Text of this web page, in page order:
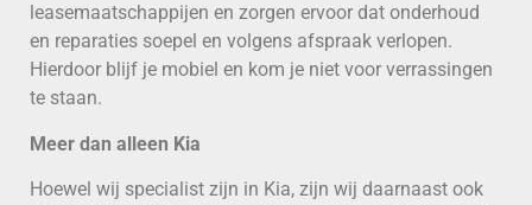
leasemaatschappijen en zorgen ervoor dat onderhoud
en reparaties soepel en volgens afspraak verlopen.
Hierdoor blijf je mobiel en kom je niet voor verrassingen
te staan.
Meer dan alleen Kia
Hoewel wij specialist zijn in Kia, zijn wij daarnaast ook